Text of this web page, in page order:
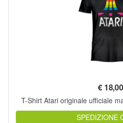
€ 18,00
T-Shirt Atari originale ufficiale
SPEDIZIONE